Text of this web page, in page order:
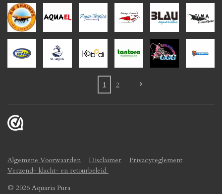
1 2
Algemene Voorwaarden Disclaimer
Privacyreglement
Verzend- klacht- en retourbeleid
© 2026 Aquaria Pura